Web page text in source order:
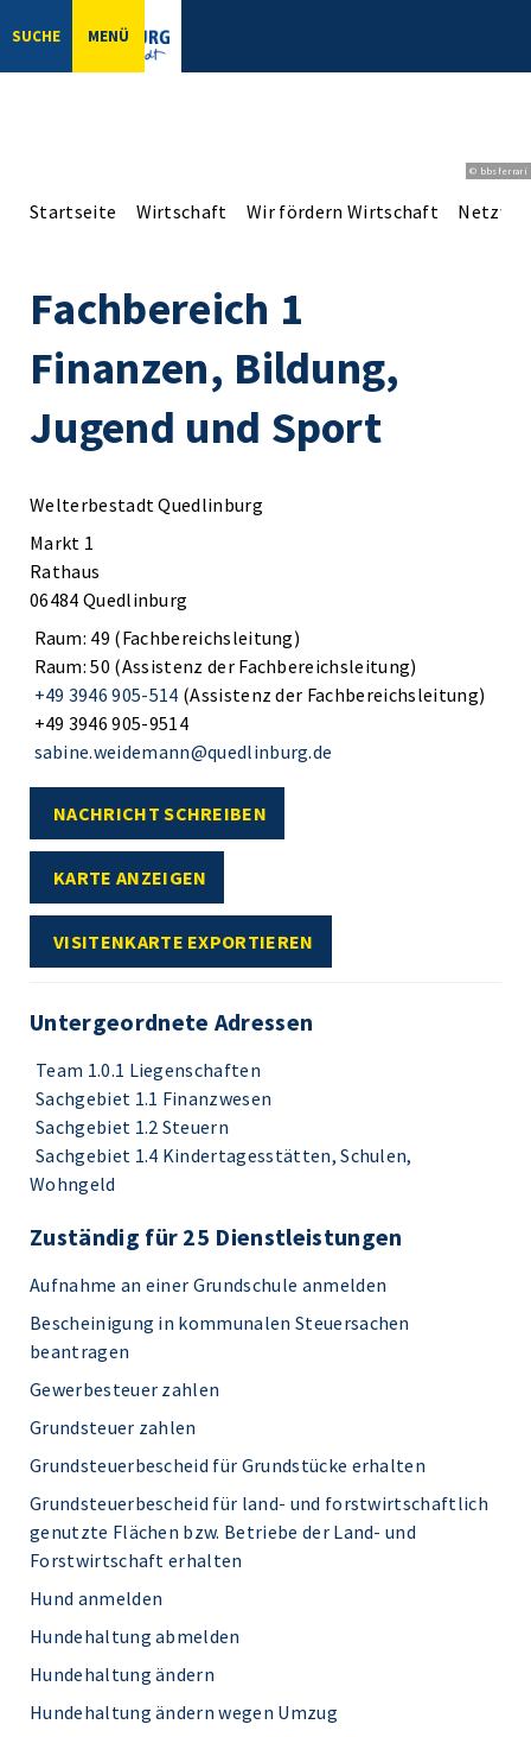
SUCHE MENÜ
© bbsferrari
Startseite Wirtschaft Wir fördern Wirtschaft
Fachbereich 1
Finanzen, Bildung,
Jugend und Sport
Welterbestadt Quedlinburg
Markt 1
Rathaus
06484 Quedlinburg
Raum: 49 (Fachbereichsleitung)
Raum: 50 (Assistenz der Fachbereichsleitung)
+49 3946 905-514 (Assistenz der Fachbereichsleitung)
+49 3946 905-9514
sabine.weidemann@quedlinburg.de
NACHRICHT SCHREIBEN
KARTE ANZEIGEN
VISITENKARTE EXPORTIEREN
Untergeordnete Adressen
Team 1.0.1 Liegenschaften
Sachgebiet 1.1 Finanzwesen
Sachgebiet 1.2 Steuern
Sachgebiet 1.4 Kindertagesstätten, Schulen,
Wohngeld
Zuständig für 25 Dienstleistungen
Aufnahme an einer Grundschule anmelden
Bescheinigung in kommunalen Steuersachen
beantragen
Gewerbesteuer zahlen
Grundsteuer zahlen
Grundsteuerbescheid für Grundstücke erhalten
Grundsteuerbescheid für land- und forstwirtschaftlich
genutzte Flächen bzw. Betriebe der Land- und
Forstwirtschaft erhalten
Hund anmelden
Hundehaltung abmelden
Hundehaltung ändern
Hundehaltung ändern wegen Umzug